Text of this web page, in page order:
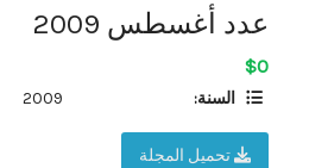
عدد أغسطس 2009
$0
السنة: 2009
تحميل المجلة